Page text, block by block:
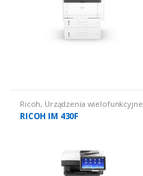
Ricoh, Urządzenia wielofunkcyjne
używane, Urządzenia
wielofunkcyjne używane: czarno
RICOH IM 430F